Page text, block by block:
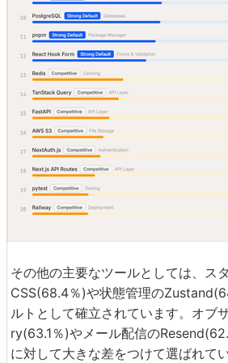
その他の主要なツールとしては、ス
CSS(68.4％)や状態管理の
ルトとして確立されています。オブ
ry(63.1％)やメール配信の
に対して大きな差をつけて選ばれてい